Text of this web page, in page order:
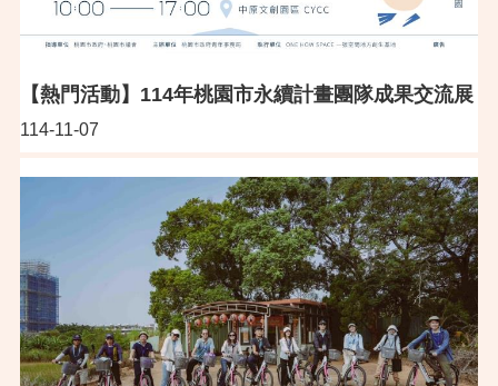
【熱門活動】114年桃園市永續計畫團隊成果交流展
114-11-07